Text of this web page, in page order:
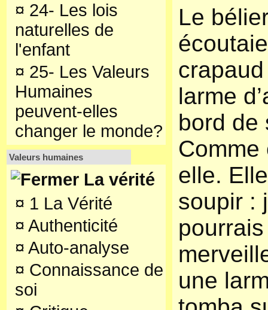
¤ 24- Les lois
naturelles de
l'enfant
¤ 25- Les Valeurs
Humaines
peuvent-elles
changer le monde?
Valeurs humaines
La vérité
¤ 1 La Vérité
¤ Authenticité
¤ Auto-analyse
¤ Connaissance de
soi
Le
larme
bord de
Comme
elle.
soupir :
une